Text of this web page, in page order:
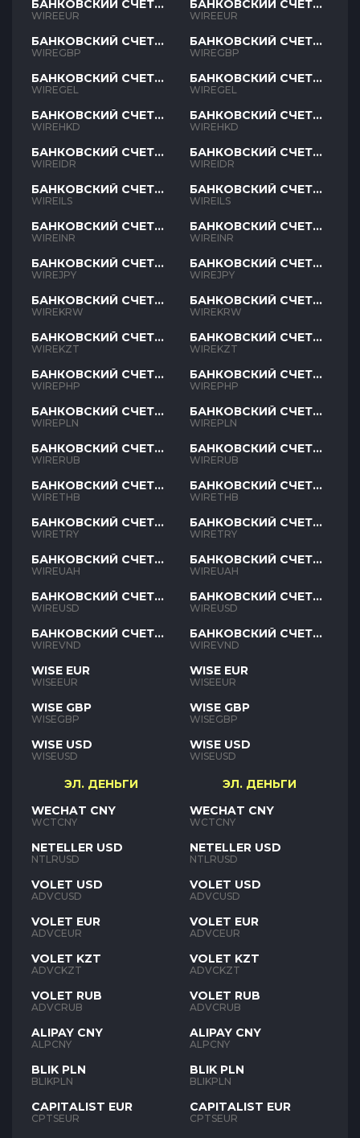
БАНКОВСКИЙ СЧЕТ
EUR
WIREEUR
БАНКОВСКИЙ СЧЕТ
GBP
WIREGBP
БАНКОВСКИЙ СЧЕТ
GEL
WIREGEL
БАНКОВСКИЙ СЧЕТ
HKD
WIREHKD
БАНКОВСКИЙ СЧЕТ
IDR
WIREIDR
БАНКОВСКИЙ СЧЕТ
ILS
WIREILS
БАНКОВСКИЙ СЧЕТ
INR
WIREINR
БАНКОВСКИЙ СЧЕТ
JPY
WIREJPY
БАНКОВСКИЙ СЧЕТ
KRW
WIREKRW
БАНКОВСКИЙ СЧЕТ
KZT
WIREKZT
БАНКОВСКИЙ СЧЕТ
PHP
WIREPHP
БАНКОВСКИЙ СЧЕТ
PLN
WIREPLN
БАНКОВСКИЙ СЧЕТ
RUB
WIRERUB
БАНКОВСКИЙ СЧЕТ
THB
WIRETHB
БАНКОВСКИЙ СЧЕТ
TRY
WIRETRY
БАНКОВСКИЙ СЧЕТ
UAH
WIREUAH
БАНКОВСКИЙ СЧЕТ
USD
WIREUSD
БАНКОВСКИЙ СЧЕТ
VND
WIREVND
WISE EUR
WISEEUR
WISE GBP
WISEGBP
WISE USD
WISEUSD
ЭЛ. ДЕНЬГИ
WECHAT CNY
WCTCNY
NETELLER USD
NTLRUSD
VOLET USD
ADVCUSD
VOLET EUR
ADVCEUR
VOLET KZT
ADVCKZT
VOLET RUB
ADVCRUB
ALIPAY CNY
ALPCNY
BLIK PLN
BLIKPLN
CAPITALIST EUR
CPTSEUR
БАНКОВСКИЙ СЧЕТ
EUR
WIREEUR
БАНКОВСКИЙ СЧЕТ
GBP
WIREGBP
БАНКОВСКИЙ СЧЕТ
GEL
WIREGEL
БАНКОВСКИЙ СЧЕТ
HKD
WIREHKD
БАНКОВСКИЙ СЧЕТ
IDR
WIREIDR
БАНКОВСКИЙ СЧЕТ
ILS
WIREILS
БАНКОВСКИЙ СЧЕТ
INR
WIREINR
БАНКОВСКИЙ СЧЕТ
JPY
WIREJPY
БАНКОВСКИЙ СЧЕТ
KRW
WIREKRW
БАНКОВСКИЙ СЧЕТ
KZT
WIREKZT
БАНКОВСКИЙ СЧЕТ
PHP
WIREPHP
БАНКОВСКИЙ СЧЕТ
PLN
WIREPLN
БАНКОВСКИЙ СЧЕТ
RUB
WIRERUB
БАНКОВСКИЙ СЧЕТ
THB
WIRETHB
БАНКОВСКИЙ СЧЕТ
TRY
WIRETRY
БАНКОВСКИЙ СЧЕТ
UAH
WIREUAH
БАНКОВСКИЙ СЧЕТ
USD
WIREUSD
БАНКОВСКИЙ СЧЕТ
VND
WIREVND
WISE EUR
WISEEUR
WISE GBP
WISEGBP
WISE USD
WISEUSD
ЭЛ. ДЕНЬГИ
WECHAT CNY
WCTCNY
NETELLER USD
NTLRUSD
VOLET USD
ADVCUSD
VOLET EUR
ADVCEUR
VOLET KZT
ADVCKZT
VOLET RUB
ADVCRUB
ALIPAY CNY
ALPCNY
BLIK PLN
BLIKPLN
CAPITALIST EUR
CPTSEUR